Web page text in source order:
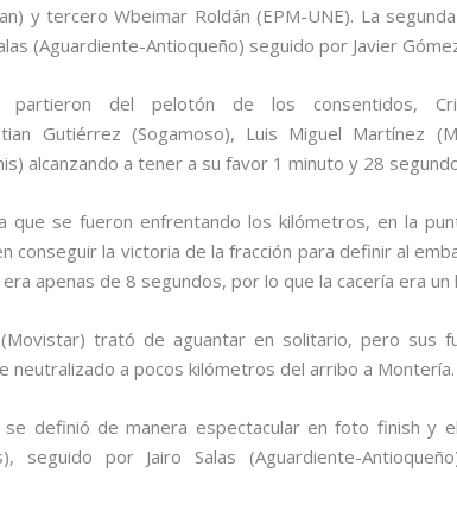
y tercero Wbeimar Roldán (EPM-UNE). La
(Aguardiente-Antioqueño) seguido por Javier
partieron del pelotón de los consentidos,
Gutiérrez (Sogamoso), Luis Miguel Martínez
alcanzando a tener a su favor 1 minuto y 28
que se fueron enfrentando los kilómetros, en la
conseguir la victoria de la fracción para definir al
apenas de 8 segundos, por lo que la cacería era un
trató de aguantar en solitario, pero sus
neutralizado a pocos kilómetros del arribo a Montería.
se definió de manera espectacular en foto finish y
seguido por Jairo Salas (Aguardiente-